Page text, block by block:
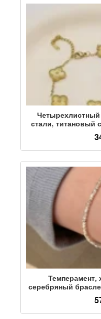
стали, титановый
простой
женский
серебряный
ниша,
высококлассный